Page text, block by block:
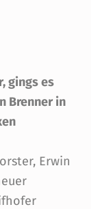
gings es
Brenner in
Erwin